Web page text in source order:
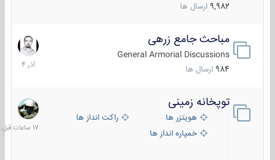
9,982 ارسال ها
مباحث جامع زرهی
General Armorial Discussions
984 ارسال ها
7
آذر
1404
توپخانه زمینی
هویتزر ها
راکت انداز ها
خمپاره انداز ها
17
ساعات
قبل